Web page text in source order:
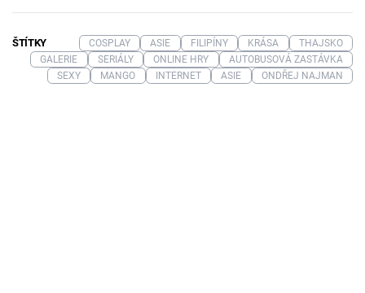
ŠTÍTKY COSPLAY ASIE FILIPÍNY KRÁSA
THAJSKO
GALERIE
SERIÁLY ONLINE HRY
AUTOBUSOVÁ ZASTÁVKA
SEXY
MANGO INTERNET ASIE ONDŘEJ NAJMAN